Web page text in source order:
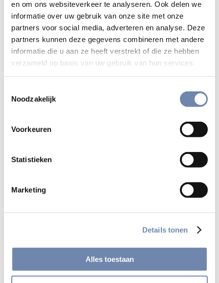
en om ons websiteverkeer te analyseren. Ook delen we
informatie over uw gebruik van onze site met onze
partners voor social media, adverteren en analyse. Deze
partners kunnen deze gegevens combineren met andere
informatie die u aan ze heeft verstrekt of die ze hebben
verzameld op basis van uw gebruik van hun services.
Noodzakelijk
Voorkeuren
Statistieken
Marketing
Details tonen
Alles toestaan
Nederlandse taalgebied. De ingezonden websites worden
beoordeeld op de volgende criteria: concept, inhoud,
vormgeving, techniek en gebruikersvriendelijkheid.
In navolging van de succesvolle Duitse internetprijs de
Webfish, voor de beste christelijke websites van het jaar,
heeft de IKON een Nederlandse versie van deze prijs in het
Protestantse Kerk in Nederland, de Raad van Kerken, de
Theologische Universiteit.
Het juryverslag over Ignis
prijzen uit te reiken voor websites van organisaties en
websites van kerken. Dit omdat de inzendingen op deze
opzichte van vorige jaren, maar originaliteit is toch vaak
ver te zoeken. In deze categorie was de jury het meest
verrast door de website IgnisWebmagazine.nl. Het is een
uitgave van de Nederlandse provincie van de Sociëteit van